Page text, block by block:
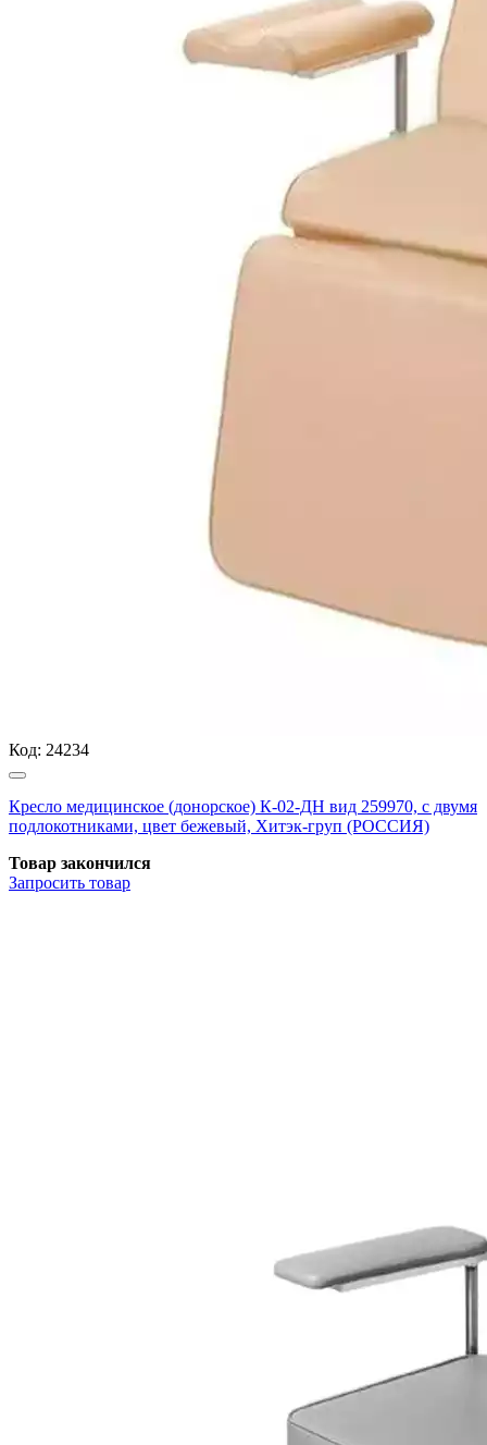
Код: 24234
Кресло медицинское (донорское) К-02-ДН вид 259970, с двумя
подлокотниками, цвет бежевый, Хитэк-груп (РОССИЯ)
Товар закончился
Запросить товар